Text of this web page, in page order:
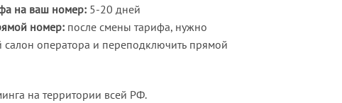
на ваш номер: 5-20 дней
номер: после смены тарифа, нужно
оператора и переподключить прямой
на территории всей РФ.